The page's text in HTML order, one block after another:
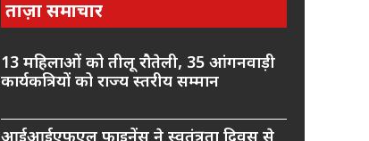
ताज़ा समाचार
13 महिलाओं को तीलू रौतेली, 35 आंगनवाड़ी
कार्यकत्रियों को राज्य स्तरीय सम्मान